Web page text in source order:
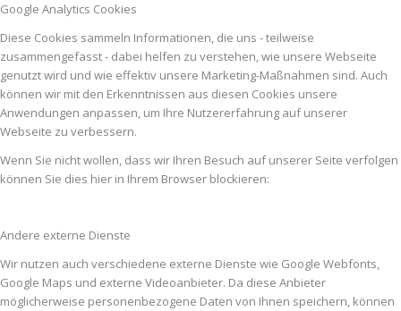
Google Analytics Cookies
Diese Cookies sammeln Informationen, die uns - teilweise
zusammengefasst - dabei helfen zu verstehen, wie unsere Webseite
genutzt wird und wie effektiv unsere Marketing-Maßnahmen sind. Auch
können wir mit den Erkenntnissen aus diesen Cookies unsere
Anwendungen anpassen, um Ihre Nutzererfahrung auf unserer
Webseite zu verbessern.
Wenn Sie nicht wollen, dass wir Ihren Besuch auf unserer Seite verfolgen
können Sie dies hier in Ihrem Browser blockieren:
Andere externe Dienste
Wir nutzen auch verschiedene externe Dienste wie Google Webfonts,
Google Maps und externe Videoanbieter. Da diese Anbieter
möglicherweise personenbezogene Daten von Ihnen speichern, können